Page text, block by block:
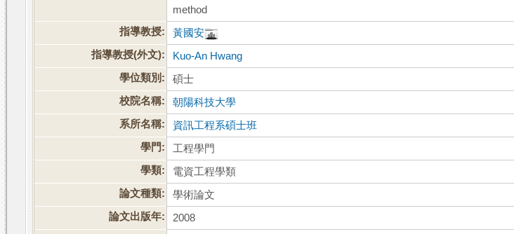
method
指導教授:
黃國安
指導教授(外文):
Kuo-An Hwang
學位類別:
碩士
校院名稱:
朝陽科技大學
系所名稱:
資訊工程系碩士班
學門:
工程學門
學類:
電資工程學類
論文種類:
學術論文
論文出版年:
2008